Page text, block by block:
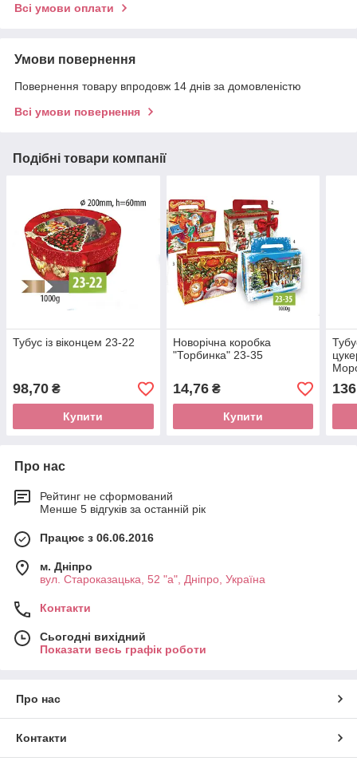
Всі умови оплати
Умови повернення
Повернення товару впродовж 14 днів за домовленістю
Всі умови повернення
Подібні товари компанії
Тубус із віконцем 23-22
98,70 ₴
Купити
Новорічна коробка
"Торбинка" 23-35
14,76₴
Купити
136
Про нас
Рейтинг не сформований
Менше 5 відгуків за останній рік
Працює з 06.06.2016
м. Дніпро
вул. Староказацька, 52 "а", Дніпро, Україна
Контакти
Сьогодні вихідний
Показати весь графік роботи
Про нас
Контакти